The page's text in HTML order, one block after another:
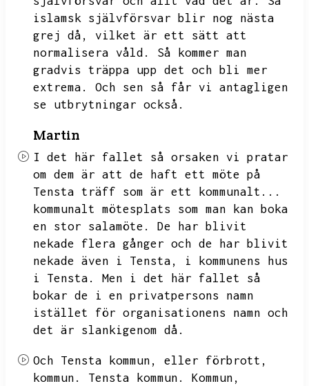
islamsk självförsvar blir nog nästa
grej då,
vilket är ett sätt att
normalisera våld.
Så kommer man
gradvis träppa upp det och bli mer
extrema.
Och sen så får vi antagligen
se utbrytningar också.
Martin
I det här fallet så orsaken vi pratar
om dem är att de haft ett möte på
Tensta träff som är ett kommunalt...
kommunalt mötesplats som man kan boka
en stor salamöte.
De har blivit
nekade flera gånger och de har blivit
nekade även i Tensta,
i kommunens hus
i Tensta.
Men i det här fallet så
bokar de i en privatpersons namn
istället för organisationens namn och
det är slankigenom då.
Och Tensta kommun,
eller förbrott,
kommun.
Tensta kommun.
Kommun,